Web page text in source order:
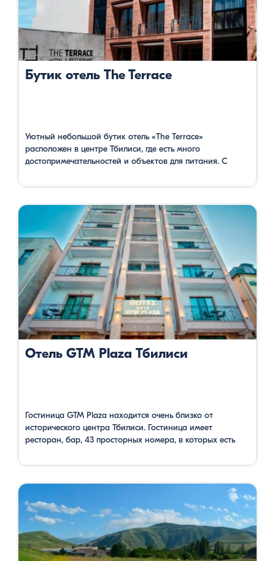
Бутик отель The Terrace
Уютный небольшой бутик отель «The Terrace»
расположен в центре Тбилиси, где есть много
достопримечательностей и объектов для питания. С
минут можно дойти. Номера уютные и довольно
просторные, имеют сейф, кондиционер, телевизор с
кабельными каналами, …
Отель GTM Plaza Тбилиси
Гостиница GTM Plaza находится очень близко от
исторического центра Тбилиси. Гостиница имеет
ресторан, бар, 43 просторных номера, в которых есть
и террасы открывается красивая панорама на город и
реку Мтквари. Здесь, в зале для конференций удобно
организовать деловые …